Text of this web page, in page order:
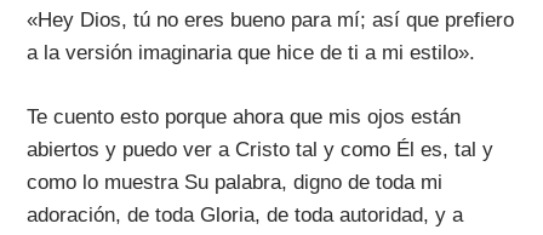
«Hey Dios, tú no eres bueno para mí; así que prefiero
a la versión imaginaria que hice de ti a mi estilo».
Te cuento esto porque ahora que mis ojos están
abiertos y puedo ver a Cristo tal y como Él es, tal y
como lo muestra Su palabra, digno de toda mi
adoración, de toda Gloria, de toda autoridad, y a